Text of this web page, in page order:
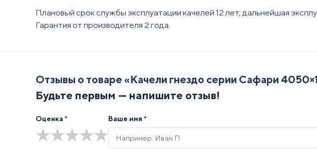
Плановый срок службы эксплуатации качелей 12 лет, дальнейшая
Гарантия от производителя 2 года.
Отзывы о товаре «Качели гнездо серии Сафари
Будьте первым — напишите отзыв!
Оценка *
★
★
★
★
★
Ваше имя *